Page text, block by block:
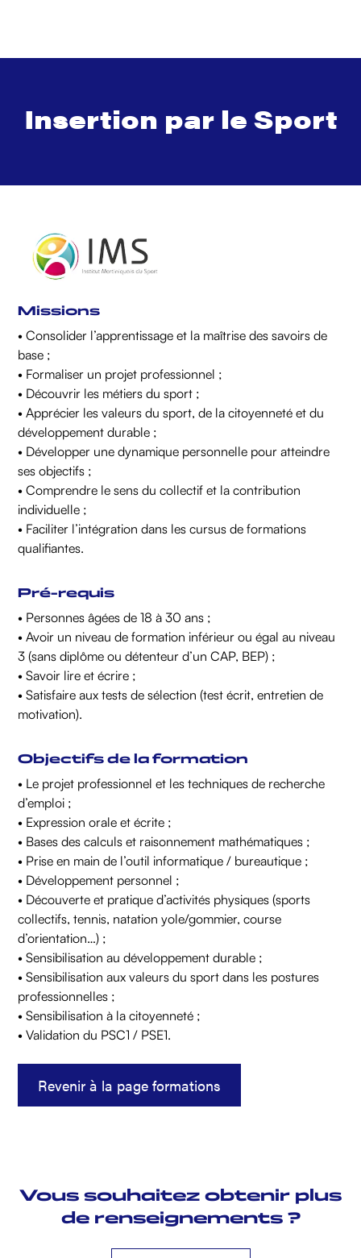
Insertion par le Sport
Missions
• Consolider l’apprentissage et la maîtrise des savoirs de
base ;
• Formaliser un projet professionnel ;
• Découvrir les métiers du sport ;
• Apprécier les valeurs du sport, de la citoyenneté et du
développement durable ;
• Développer une dynamique personnelle pour atteindre
ses objectifs ;
• Comprendre le sens du collectif et la contribution
individuelle ;
• Faciliter l’intégration dans les cursus de formations
qualifiantes.
Pré-requis
• Personnes âgées de 18 à 30 ans ;
• Avoir un niveau de formation inférieur ou égal au niveau
3 (sans diplôme ou détenteur d’un CAP, BEP) ;
• Savoir lire et écrire ;
• Satisfaire aux tests de sélection (test écrit, entretien de
motivation).
Objectifs de la formation
• Le projet professionnel et les techniques de recherche
d’emploi ;
• Expression orale et écrite ;
• Bases des calculs et raisonnement mathématiques ;
• Prise en main de l’outil informatique / bureautique ;
• Développement personnel ;
• Découverte et pratique d’activités physiques (sports
collectifs, tennis, natation yole/gommier, course
d’orientation…) ;
• Sensibilisation au développement durable ;
• Sensibilisation aux valeurs du sport dans les postures
professionnelles ;
• Sensibilisation à la citoyenneté ;
• Validation du PSC1 / PSE1.
Revenir à la page formations
Vous souhaitez obtenir plus
de renseignements ?